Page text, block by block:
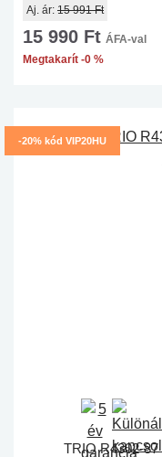
Aj. ár: 15 991 Ft
15 990 Ft ÁFA-val
Megtakarít -0 %
-20% kód VIP20HU
TRIO R4302-